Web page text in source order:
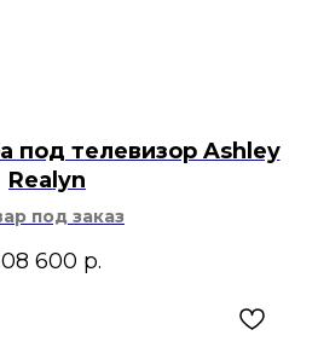
под телевизор Ashley
Realyn
под заказ
600 р.